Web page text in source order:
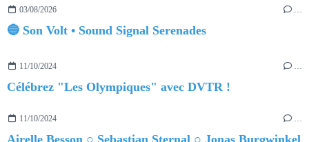
03/08/2026
🔵 Son Volt • Sound Signal Serenades
11/10/2024 …
Célébrez "Les Olympiques" avec DVTR !
11/10/2024 …